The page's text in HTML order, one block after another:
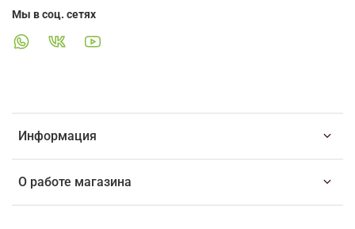
Информация
О работе магазина
Мы в соц. сетях